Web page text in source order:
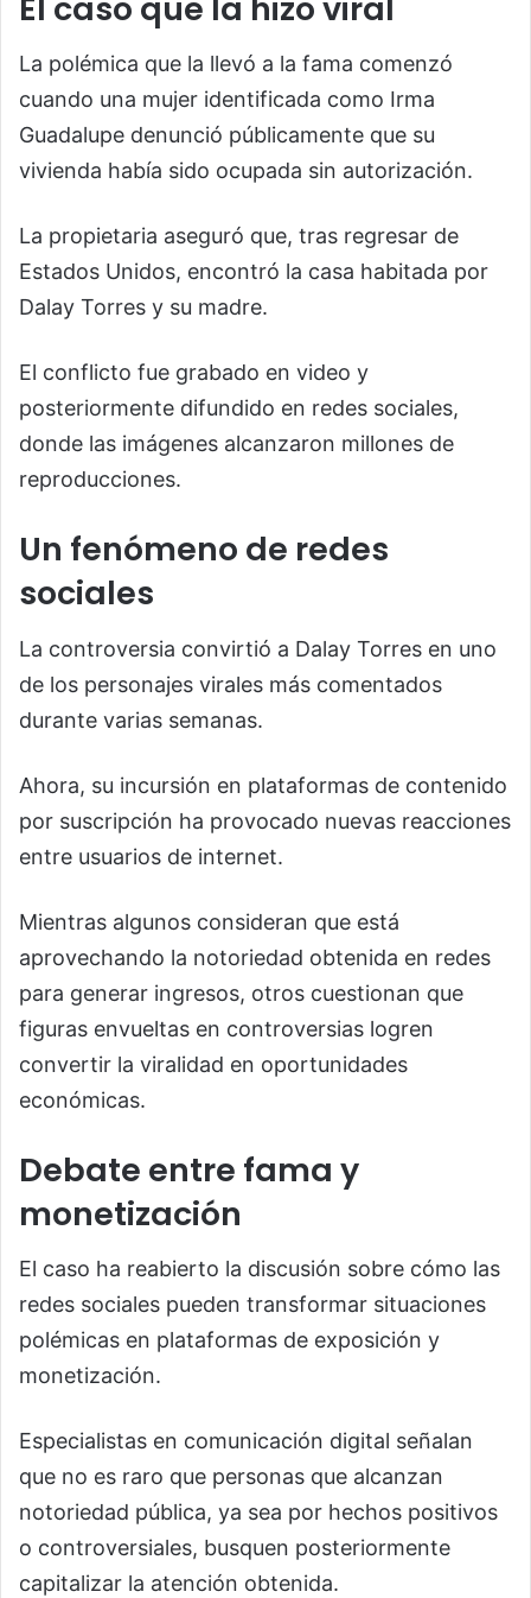
La polémica que la llevó a la fama comenzó
cuando una mujer identificada como Irma
Guadalupe denunció públicamente que su
vivienda había sido ocupada sin autorización.
La propietaria aseguró que, tras regresar de
Estados Unidos, encontró la casa habitada por
Dalay Torres y su madre.
El conflicto fue grabado en video y
posteriormente difundido en redes sociales,
donde las imágenes alcanzaron millones de
reproducciones.
Un fenómeno de redes
sociales
La controversia convirtió a Dalay Torres en uno
de los personajes virales más comentados
durante varias semanas.
Ahora, su incursión en plataformas de contenido
por suscripción ha provocado nuevas reacciones
entre usuarios de internet.
Mientras algunos consideran que está
aprovechando la notoriedad obtenida en redes
para generar ingresos, otros cuestionan que
figuras envueltas en controversias logren
convertir la viralidad en oportunidades
económicas.
Debate entre fama y
monetización
El caso ha reabierto la discusión sobre cómo las
redes sociales pueden transformar situaciones
polémicas en plataformas de exposición y
monetización.
Especialistas en comunicación digital señalan
que no es raro que personas que alcanzan
notoriedad pública, ya sea por hechos positivos
o controversiales, busquen posteriormente
capitalizar la atención obtenida.